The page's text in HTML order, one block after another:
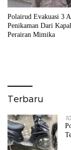
Polairud Evakuasi 3
Penikaman Dari
Perairan Mimika
Terbaru